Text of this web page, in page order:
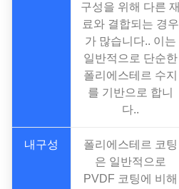
구성을 위해 다른 재
료와 결합되는 경우
가 많습니다.. 이는
일반적으로 단순한
폴리에스테르 수지
를 기반으로 합니
다..
내구성
폴리에스테르 코팅
은 일반적으로
PVDF 코팅에 비해